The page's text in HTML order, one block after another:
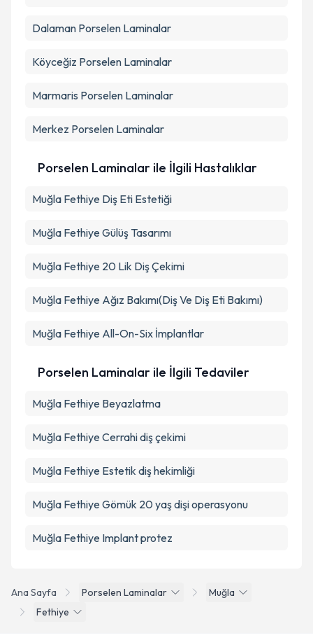
Ana Sayfa Porselen Laminalar
Muğla
Fethiye
Dalaman Porselen Laminalar
Köyceğiz Porselen Laminalar
Marmaris Porselen Laminalar
Merkez Porselen Laminalar
Porselen Laminalar ile İlgili Hastalıklar
Muğla Fethiye Diş Eti Estetiği
Muğla Fethiye Gülüş Tasarımı
Muğla Fethiye 20 Lik Diş Çekimi
Muğla Fethiye Ağız Bakımı(Diş Ve Diş Eti Bakımı)
Muğla Fethiye All-On-Six İmplantlar
Porselen Laminalar ile İlgili Tedaviler
Muğla Fethiye Beyazlatma
Muğla Fethiye Cerrahi diş çekimi
Muğla Fethiye Estetik diş hekimliği
Muğla Fethiye Gömük 20 yaş dişi operasyonu
Muğla Fethiye Implant protez